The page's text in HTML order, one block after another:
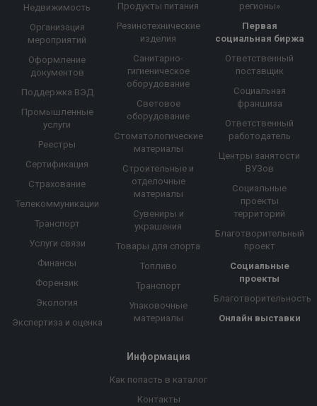
Недвижимость
Организация
мероприятий
Оформление
документов
Поддержка ВЭД
Промышленные
услуги
Реестры
Сертификация
Страхование
Телекоммуникации
Транспорт
Услуги связи
Финансы
Форензик
Экология
Экспертиза и оценка
Продукты питания
Резинотехнические
изделия
Санитарно-
гигиеническое
оборудование
Световое
оборудование
Стоматологические
материалы
Строительные и
отделочные
материалы
Сувениры и
украшения
Товары для спорта
Топливо
Транспорт
Упаковочные
материалы
регионы»
Первая
социальная биржа
Ответственный
поставщик
Социальная
франшиза
Ответственный
работодатель
Центры занятости
ВУЗов
Социальные
проекты
территорий
Благотворительный
проект
Социальные
проекты
Благотворительность
Онлайн выставки
Информация
Как попасть в каталог
Контакты